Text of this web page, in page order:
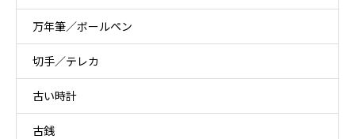
万年筆／ボールペン
切手／テレカ
古い時計
古銭